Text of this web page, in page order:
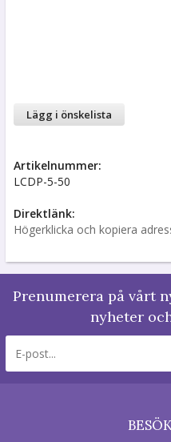
Lägg i önskelista
Artikelnummer:
LCDP-5-50
Direktlänk:
Högerklicka och kopiera
Prenumerera på vårt
nyheter